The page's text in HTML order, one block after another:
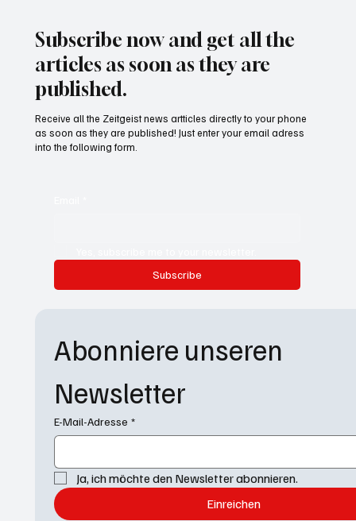
Subscribe now and get all the
articles as soon as they are
published.
Subscribe
Receive all the Zeitgeist news artticles directly to your phone
as soon as they are published! Just enter your email adress
into the following form.
Abonniere unseren
Newsletter
E-Mail-Adresse *
Ja, ich möchte den Newsletter abonnieren.
Einreichen